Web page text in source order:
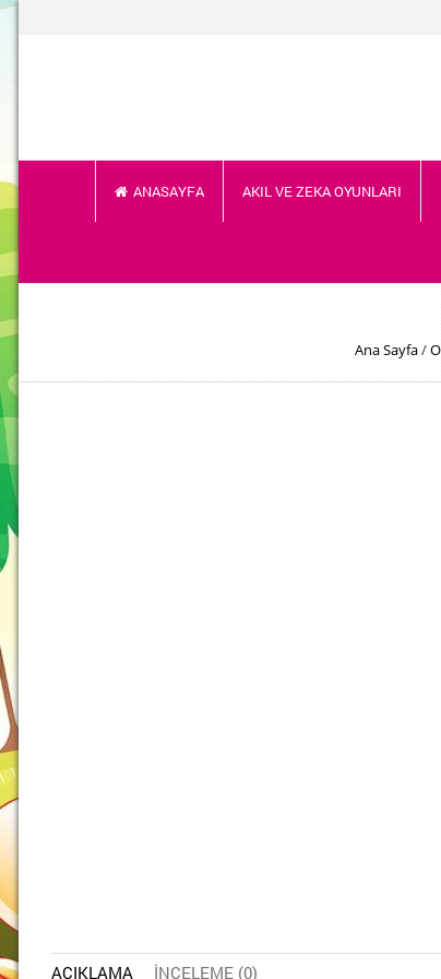
ANASAYFA AKIL VE ZEKA OYUNLARI
Ana Sayfa/
AÇIKLAMA İNCELEME (0)